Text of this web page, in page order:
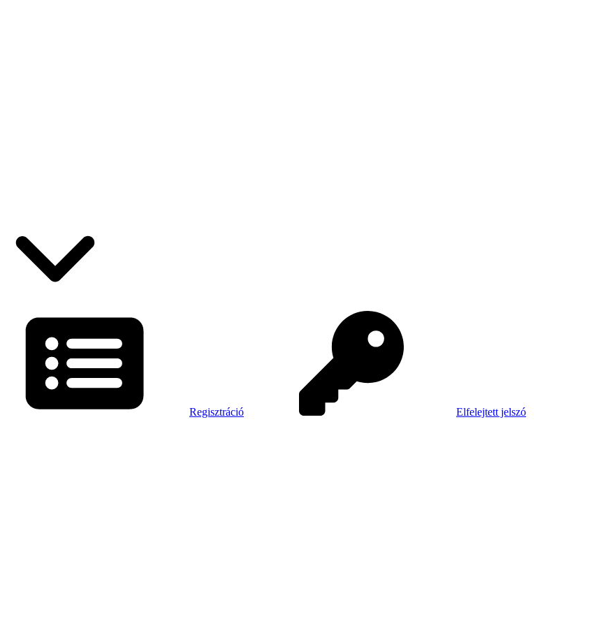
Regisztráció Elfelejtett jelszó